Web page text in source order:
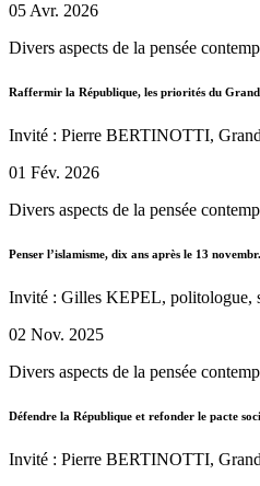
05 Avr. 2026
Divers aspects de la pensée
Raffermir la République, les priorités du
Invité : Pierre BERTINOTTI,
01 Fév. 2026
Divers aspects de la pensée
Penser l’islamisme, dix ans après le 13
Invité : Gilles KEPEL, politologue,
02 Nov. 2025
Divers aspects de la pensée
Défendre la République et refonder le pacte
Invité : Pierre BERTINOTTI,